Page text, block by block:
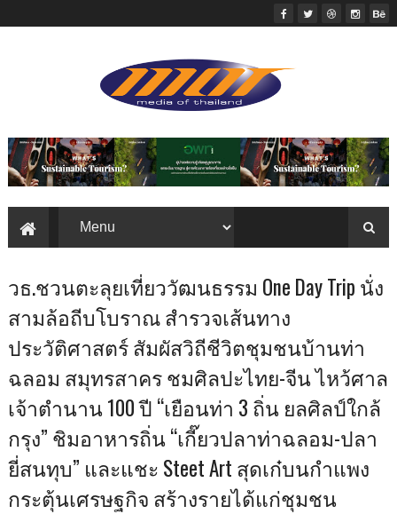
วธ.ชวนตะลุยเที่ยววัฒนธรรม One Day Trip นั่ง
สามล้อถีบโบราณ สำรวจเส้นทาง
ประวัติศาสตร์ สัมผัสวิถีชีวิตชุมชนบ้านท่า
ฉลอม สมุทรสาคร ชมศิลปะไทย-จีน ไหว้ศาล
เจ้าตำนาน 100 ปี “เยือนท่า 3 ถิ่น ยลศิลป์ใกล้
กรุง” ชิมอาหารถิ่น “เกี๊ยวปลาท่าฉลอม-ปลา
ยี่สนทุบ” และแชะ Steet Art สุดเก๋บนกำแพง
กระตุ้นเศรษฐกิจ สร้างรายได้แก่ชุมชน